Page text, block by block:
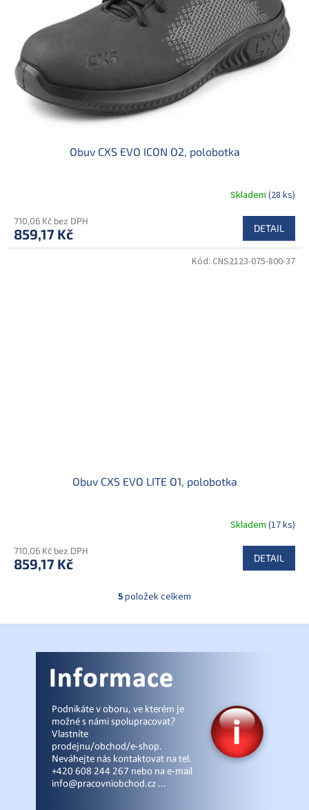
Obuv CXS EVO ICON O2, polobotka
Skladem (28 ks)
710,06 Kč bez DPH
859,17 Kč DETAIL
Obuv CXS EVO LITE O1, polobotka
Skladem (17 ks)
710,06 Kč bez DPH
859,17 Kč DETAIL
Kód: CNS2123-075-800-37
O
l
d
c
p
r
k
y
v
ý
5položek celkem